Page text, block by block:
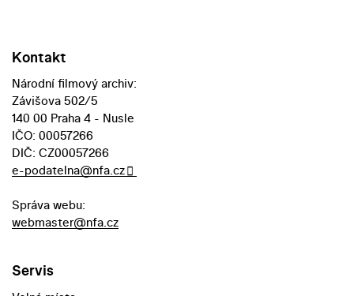
Kontakt
Národní filmový archiv:
Závišova 502/5
140 00 Praha 4 - Nusle
IČO: 00057266
DIČ: CZ00057266
e-podatelna@nfa.cz
Správa webu:
webmaster@nfa.cz
Servis